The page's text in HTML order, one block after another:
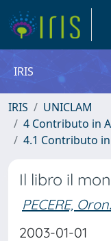
IRIS
IRIS
UNICLAM
4 Contributo in
4.1 Contributo
Il libro il
PECERE,
2003-01-01